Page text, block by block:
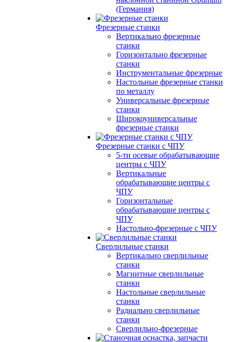
(Германия)
Фрезерные станки
Вертикально фрезерные
станки
Горизонтально фрезерные
станки
Инструментальные фрезерные
Настольные фрезерные станки
по металлу
Универсальные фрезерные
станки
Широкоуниверсальные
фрезерные станки
Фрезерные станки с ЧПУ
5-ти осевые обрабатывающие
центры с ЧПУ
Вертикальные
обрабатывающие центры с
ЧПУ
Горизонтальные
обрабатывающие центры с
ЧПУ
Настольно-фрезерные с ЧПУ
Сверлильные станки
Вертикально сверлильные
станки
Магнитные сверлильные
станки
Настольные сверлильные
станки
Радиально сверлильные
станки
Сверлильно-фрезерные